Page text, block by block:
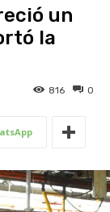
un
la
0
816